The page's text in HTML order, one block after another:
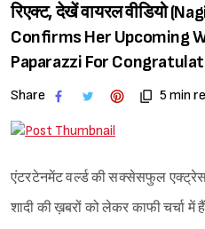
रिएक्ट, देखें वायरल वीडियो
Confirms Her Upcoming
Paparazzi For
Share 5 min
एंटरटेनमेंट वर्ल्ड की सक्सेसफुल
शादी की ख़बरों को लेकर काफी चर्चा में